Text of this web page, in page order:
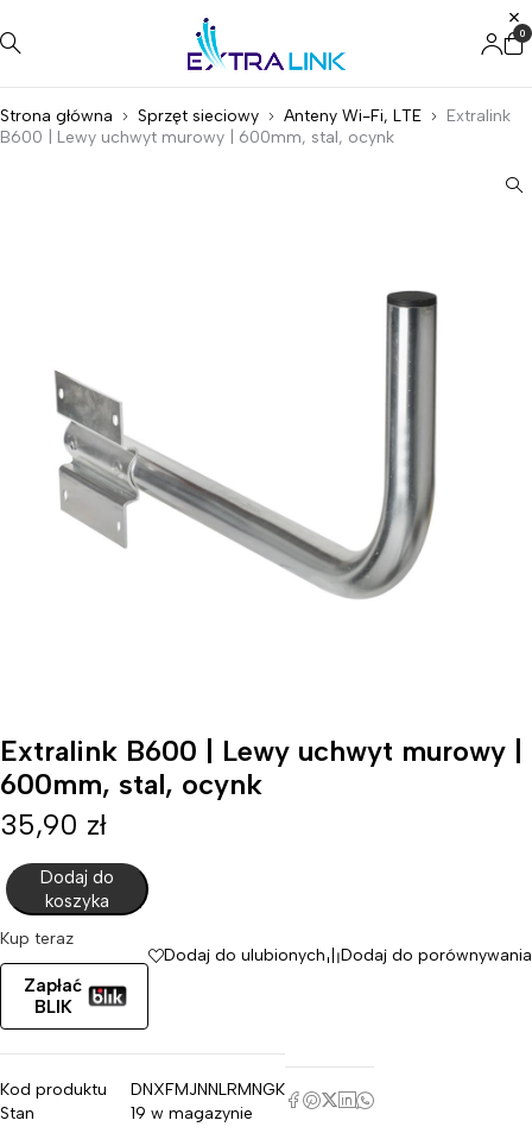
0
Strona główna Sprzęt sieciowy Anteny Wi-Fi, LTE
Extralink
B600 | Lewy uchwyt murowy | 600mm, stal, ocynk
Extralink B600 | Lewy uchwyt murowy |
600mm, stal, ocynk
35,90 zł
Dodaj do
koszyka
Kup teraz
Zapłać
BLIK
Dodaj do ulubionych Dodaj do porównywania
Kod produktu
DNXFMJNNLRMNGK
Stan
19 w magazynie